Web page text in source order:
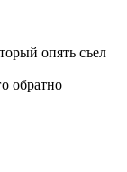
опять съел
обратно